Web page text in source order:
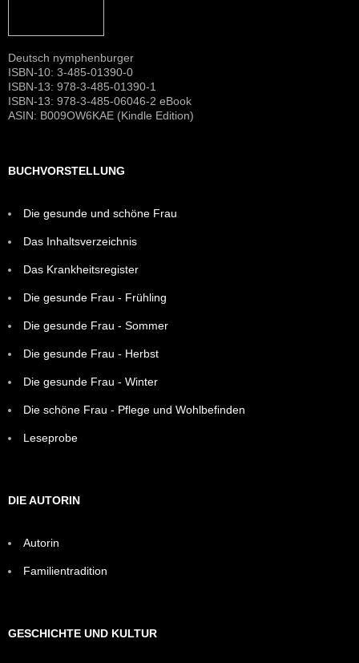
Deutsch nymphenburger
ISBN-10: 3-485-01390-0
ISBN-13: 978-3-485-01390-1
ISBN-13: 978-3-485-06046-2 eBook
ASIN: B009OW6KAE (Kindle Edition)
BUCHVORSTELLUNG
Die gesunde und schöne Frau
Das Inhaltsverzeichnis
Das Krankheitsregister
Die gesunde Frau - Frühling
Die gesunde Frau - Sommer
Die gesunde Frau - Herbst
Die gesunde Frau - Winter
Die schöne Frau - Pflege und Wohlbefinden
Leseprobe
DIE AUTORIN
Autorin
Familientradition
GESCHICHTE UND KULTUR